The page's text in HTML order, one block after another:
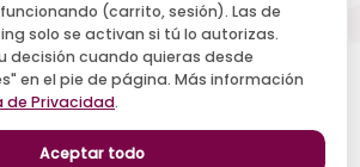
y ofertas, y el tratamiento de mi
de Privacidad . Puedo darme de baja
Suscribirse
(carrito, sesión). Las de
solo se activan si tú lo autorizas.
decisión cuando quieras desde
en el pie de página. Más información
de Privacidad.
Aceptar todo